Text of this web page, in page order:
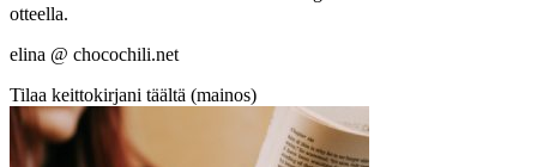
otteella.
elina @ chocochili.net
Tilaa keittokirjani täältä (mainos)